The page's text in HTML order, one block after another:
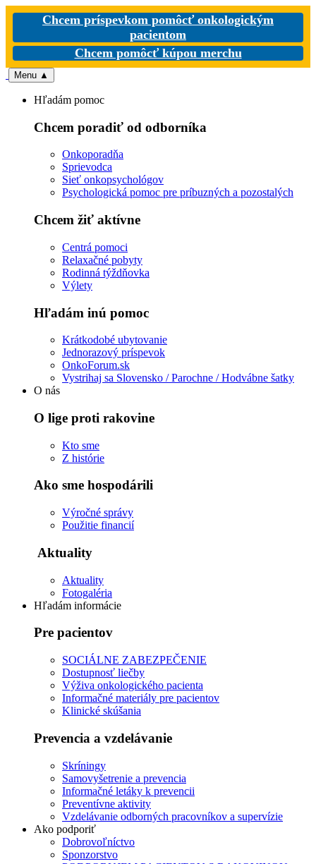
Chcem príspevkom pomôcť onkologickým
pacientom
Chcem pomôcť kúpou merchu
Menu ▲
Hľadám pomoc
Chcem poradiť od odborníka
Onkoporadňa
Sprievodca
Sieť onkopsychológov
Psychologická pomoc pre príbuzných a pozostalých
Chcem žiť aktívne
Centrá pomoci
Relaxačné pobyty
Rodinná týždňovka
Výlety
Hľadám inú pomoc
Krátkodobé ubytovanie
Jednorazový príspevok
OnkoForum.sk
Vystrihaj sa Slovensko / Parochne / Hodvábne šatky
O nás
O lige proti rakovine
Kto sme
Z histórie
Ako sme hospodárili
Výročné správy
Použitie financií
Aktuality
Aktuality
Fotogaléria
Hľadám informácie
Pre pacientov
SOCIÁLNE ZABEZPEČENIE
Dostupnosť liečby
Výživa onkologického pacienta
Informačné materiály pre pacientov
Klinické skúšania
Prevencia a vzdelávanie
Skríningy
Samovyšetrenie a prevencia
Informačné letáky k prevencii
Preventívne aktivity
Vzdelávanie odborných pracovníkov a supervízie
Ako podporiť
Dobrovoľníctvo
Sponzorstvo